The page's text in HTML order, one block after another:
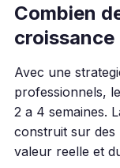
Combien
croissance
Avec une
professionnels,
2 a 4 semaines.
construit sur des
valeur reelle et